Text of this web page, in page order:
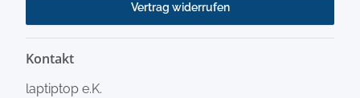
Vertrag widerrufen
Kontakt
laptiptop e.K.